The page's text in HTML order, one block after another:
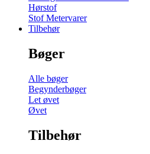
Hørstof
Stof Metervarer
Tilbehør
Bøger
Alle bøger
Begynderbøger
Let øvet
Øvet
Tilbehør